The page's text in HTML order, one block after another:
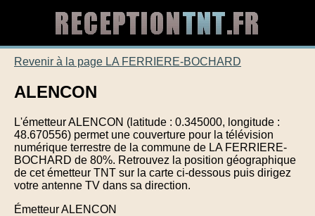
Revenir à la page LA FERRIERE-BOCHARD
ALENCON
L'émetteur ALENCON (latitude : 0.345000, longitude :
48.670556) permet une couverture pour la télévision
numérique terrestre de la commune de LA FERRIERE-
BOCHARD de 80%. Retrouvez la position géographique
de cet émetteur TNT sur la carte ci-dessous puis dirigez
votre antenne TV dans sa direction.
Émetteur ALENCON